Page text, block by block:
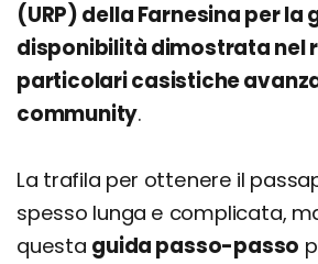
(URP) della Farnesina per la
disponibilità dimostrata nel
particolari casistiche
community.
La trafila per ottenere il
spesso lunga e complicata,
questa guida passo-passo